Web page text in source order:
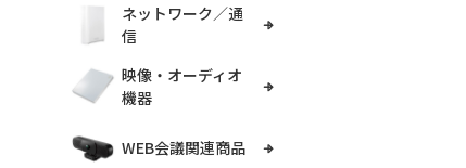
ネットワーク／通
信
映像・オーディオ
機器
WEB会議関連商品